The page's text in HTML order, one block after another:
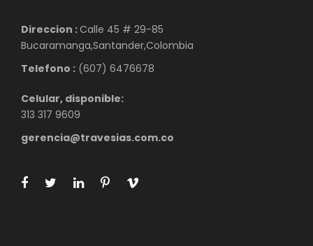
Direccion :Calle 45 # 29-85
Bucaramanga,Santander,Colombia
Telefono : (607) 6476678
Celular, disponible:
313 317 9609
gerencia@travesias.com.co